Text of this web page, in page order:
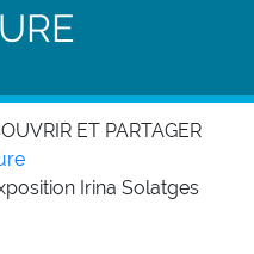
ET PARTAGER
Irina Solatges